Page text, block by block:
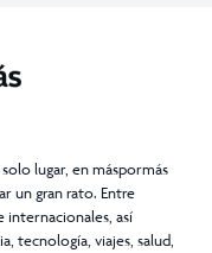
lugar, en máspormás
un gran rato. Entre
internacionales, así
tecnología, viajes, salud,